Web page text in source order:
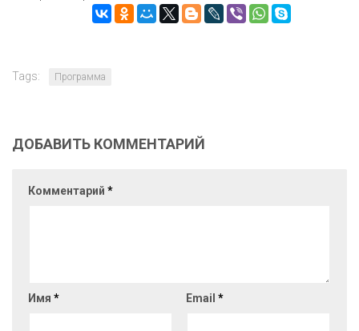
Tags: Программа
ДОБАВИТЬ КОММЕНТАРИЙ
Комментарий *
Имя * Email *